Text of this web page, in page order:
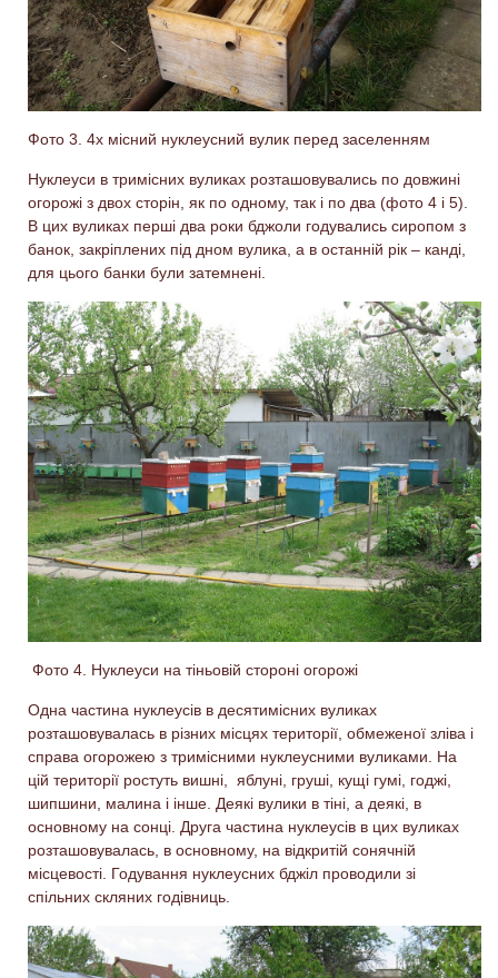
Фото 3. 4х місний нуклеусний вулик перед заселенням
Нуклеуси в тримісних вуликах розташовувались по довжині
огорожі з двох сторін, як по одному, так і по два (фото 4 і 5).
В цих вуликах перші два роки бджоли годувались сиропом з
банок, закріплених під дном вулика, а в останній рік – канді,
для цього банки були затемнені.
Фото 4. Нуклеуси на тіньовій стороні огорожі
Одна частина нуклеусів в десятимісних вуликах
розташовувалась в різних місцях території, обмеженої зліва і
справа огорожею з тримісними нуклеусними вуликами. На
цій території ростуть вишні, яблуні, груші, кущі гумі, годжі,
шипшини, малина і інше. Деякі вулики в тіні, а деякі, в
основному на сонці. Друга частина нуклеусів в цих вуликах
розташовувалась, в основному, на відкритій сонячній
місцевості. Годування нуклеусних бджіл проводили зі
спільних скляних годівниць.